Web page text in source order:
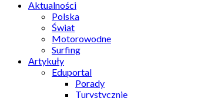
Aktualności
Polska
Świat
Motorowodne
Surfing
Artykuły
Eduportal
Porady
Turystycznie